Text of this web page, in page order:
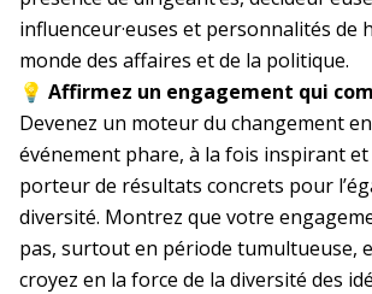
influenceur·euses et personnalités de
monde des affaires et de la politique.
💡 Affirmez un engagement qui
Devenez un moteur du changement
événement phare, à la fois inspirant
porteur de résultats concrets pour
diversité. Montrez que votre
pas, surtout en période tumultueuse,
croyez en la force de la diversité des